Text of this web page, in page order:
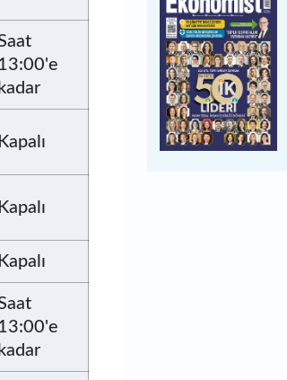
kadar
Kapalı
Kapalı
Kapalı
kadar